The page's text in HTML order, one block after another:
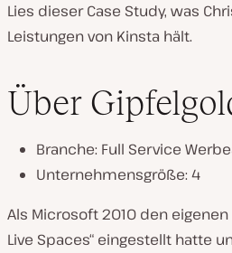
s
K
n
d
Lies dieser Case Study, was
Leistungen von Kinsta hält.
Über
Branche: Full Service
Unternehmensgröße: 4
Als Microsoft 2010 den
Live Spaces“ eingestellt hatte